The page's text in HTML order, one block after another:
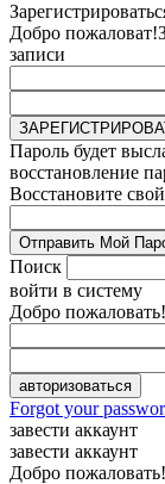
Добро пожаловат!
записи
Пароль будет
восстановление
Восстановите
Поиск
войти в систему
Добро
Forgot your
завести аккаунт
завести аккаунт
Добро